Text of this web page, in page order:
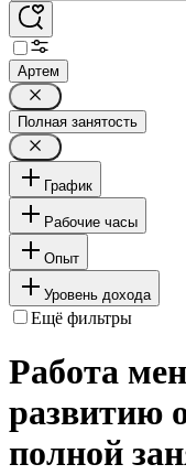
Артем
Полная занятость
График
Рабочие часы
Опыт
Уровень дохода
Ещё фильтры
Работа
развитию
полной